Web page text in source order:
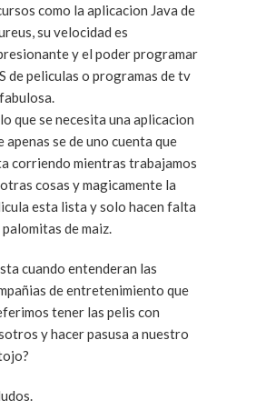
como la aplicacion Java de
su velocidad es
y el poder programar
de peliculas o programas de tv
que se necesita una aplicacion
apenas se de uno cuenta que
corriendo mientras trabajamos
cosas y magicamente la
esta lista y solo hacen falta
palomitas de maiz.
cuando entenderan las
de entretenimiento que
tener las pelis con
y hacer pasusa a nuestro